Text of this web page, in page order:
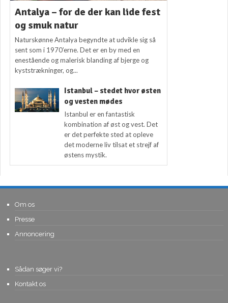
Antalya – for de der kan lide fest
og smuk natur
Naturskønne Antalya begyndte at udvikle sig så
sent som i 1970’erne. Det er en by med en
enestående og malerisk blanding af bjerge og
kyststrækninger, og...
Istanbul – stedet hvor østen
og vesten mødes
Istanbul er en fantastisk
kombination af øst og vest. Det
er det perfekte sted at opleve
det moderne liv tilsat et strejf af
østens mystik.
Om os
Presse
Annoncering
Sådan søger vi?
Kontakt os